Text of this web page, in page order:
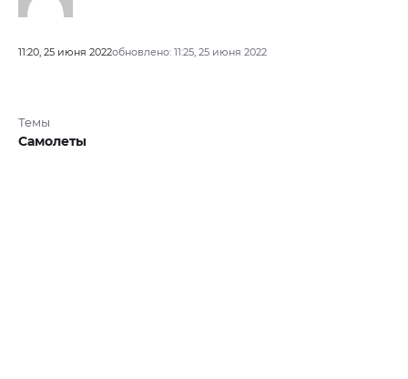
11:20, 25 июня 2022обновлено: 11:25, 25 июня 2022
Темы
Самолеты